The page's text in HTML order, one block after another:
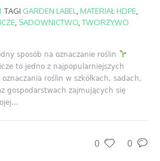
TAGI GARDEN LABEL MATERIAŁ HDPE
SADOWNICTWO TWORZYWO
sposób na oznaczanie roślin
to jedno z najpopularniejszych
roślin w szkółkach, sadach,
gospodarstwach zajmujących się
0 0